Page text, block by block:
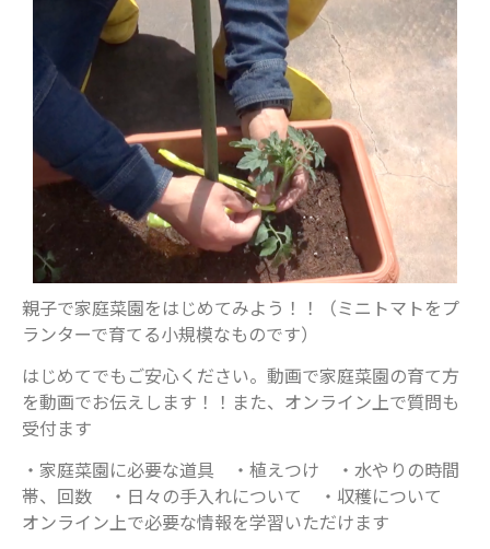
親子で家庭菜園をはじめてみよう！！（ミニトマトをプ
ランターで育てる小規模なものです）
はじめてでもご安心ください。動画で家庭菜園の育て方
を動画でお伝えします！！また、オンライン上で質問も
受付ます
・家庭菜園に必要な道具 ・植えつけ ・水やりの時間
帯、回数 ・日々の手入れについて ・収穫について
オンライン上で必要な情報を学習いただけます